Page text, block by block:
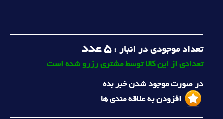
تعداد موجودی در انبار :5 عدد
تعدادی از این کالا توسط مشتری رزرو شده است
در صورت موجود شدن خبر بده
افزودن به علاقه مندی ها